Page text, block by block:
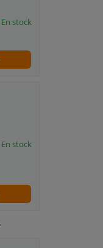
En stock
En stock